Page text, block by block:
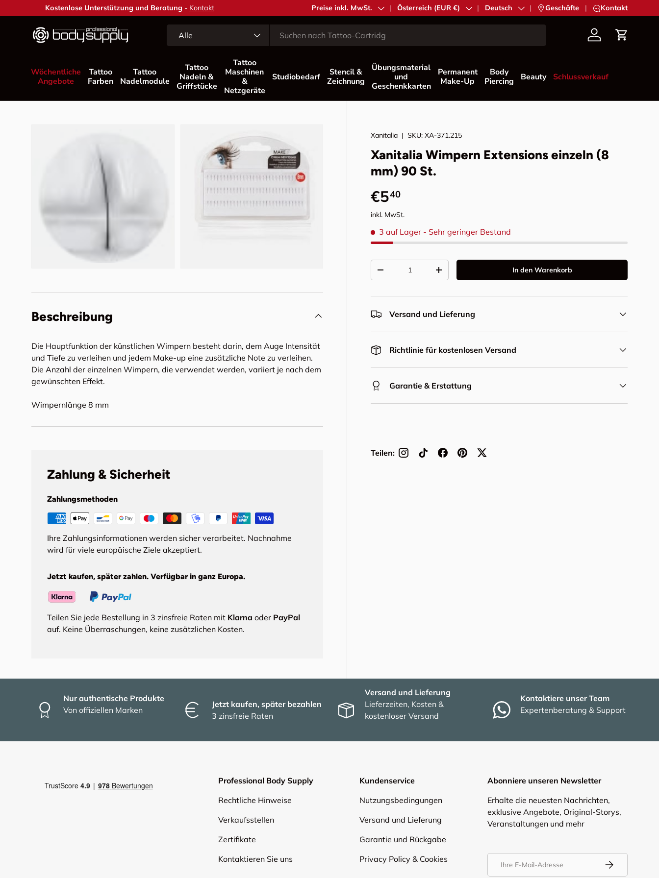
Direkt zum Inhalt
Kostenlose Unterstützung und Beratung -Kontakt MwSt.
Preise inkl. MwSt. Land/Region
Österreich (EUR €) SpracheDeutsch | Geschäfte | Kontakt
Alle Konto
Wöchentliche
Angebote
Tattoo
Farben
Tattoo
Nadelmodule
Tattoo
Nadeln &
Griffstücke
Tattoo
Maschinen
&
Netzgeräte
Studiobedarf
Stencil &
Zeichnung
Übungsmaterial
und
Geschenkkarten
Permanent
Make-Up
Body
Piercing
Beauty Schlussverkauf
Xanitalia |SKU: XA-371.215
Xanitalia Wimpern Extensions einzeln (8
mm) 90 St.
Normaler Preis
€540
inkl. MwSt.
3 auf Lager - Sehr geringer Bestand
Menge verringernMenge erhöhen In den Warenkorb
Versand und Lieferung
Richtlinie für kostenlosen Versand
Garantie & Erstattung
Teilen:
Beschreibung
Die Hauptfunktion der künstlichen Wimpern besteht darin, dem Auge Intensität
und Tiefe zu verleihen und jedem Make-up eine zusätzliche Note zu verleihen.
Die Anzahl der einzelnen Wimpern, die verwendet werden, variiert je nach dem
gewünschten Effekt.
Wimpernlänge 8 mm
Zahlung & Sicherheit
Zahlungsmethoden
Ihre Zahlungsinformationen werden sicher verarbeitet. Nachnahme
wird für viele europäische Ziele akzeptiert.
Jetzt kaufen, später zahlen. Verfügbar in ganz Europa.
Teilen Sie jede Bestellung in 3 zinsfreie Raten mit Klarna oder PayPal
auf. Keine Überraschungen, keine zusätzlichen Kosten.
Nur authentische Produkte
Von offiziellen Marken
Jetzt kaufen, später bezahlen
3 zinsfreie Raten
Versand und Lieferung
Lieferzeiten, Kosten &
kostenloser Versand
Kontaktiere unser Team
Expertenberatung & Support
Professional Body Supply
Rechtliche Hinweise
Verkaufsstellen
Zertifikate
Kontaktieren Sie uns
Kundenservice
Nutzungsbedingungen
Versand und Lieferung
Garantie und Rückgabe
Privacy Policy & Cookies
Abonniere unseren Newsletter
Erhalte die neuesten Nachrichten,
exklusive Angebote, Original-Storys,
Veranstaltungen und mehr
Abonnieren